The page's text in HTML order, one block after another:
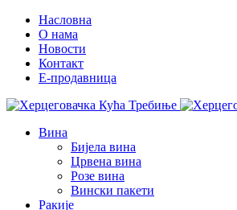
Насловна
О нама
Новости
Контакт
E-продавница
Вина
Бијела вина
Црвена вина
Розе вина
Вински пакети
Ракије